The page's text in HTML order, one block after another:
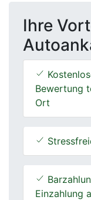
Ihre
Bewertung
Ort
Einzahlung